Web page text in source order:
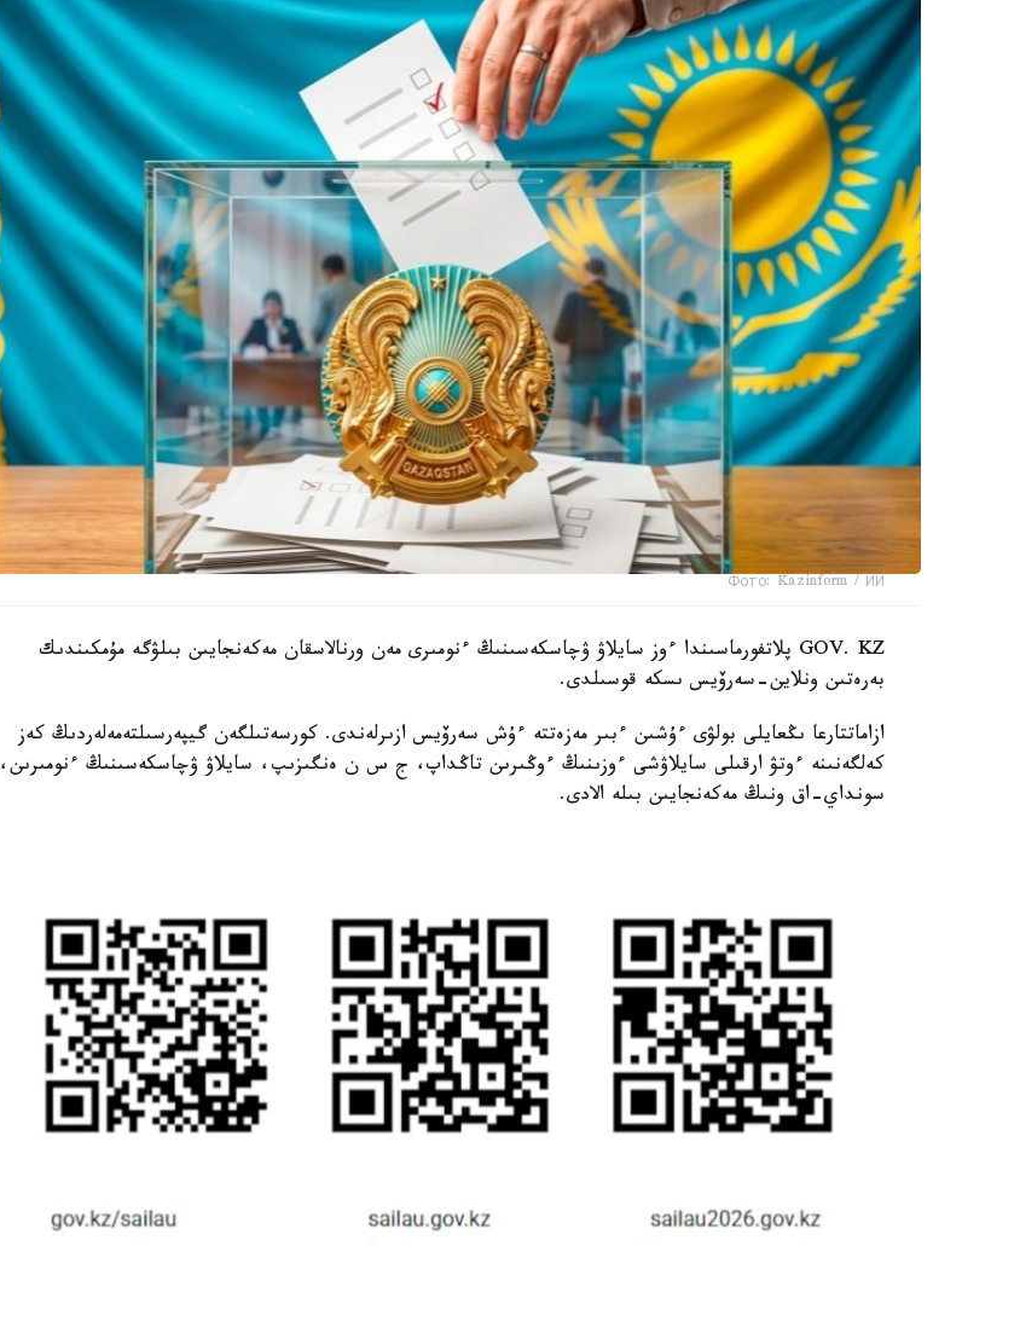
Фото: Kazinform / ИИ
GOV. KZ پلاتفورماسىندا ءوز سايلاۋ ۋچاسكەسىنىڭ ءنومىرى مەن ورنالاسقان مەكەنجايىن بىلۋگە مۇمكىندىك
بەرەتىن ونلاين-سەرۆيس ىسكە قوسىلدى.
ازاماتتارعا ىڭعايلى بولۋى ءۇشىن ءبىر مەزەتتە ءۇش سەرۆيس ازىرلەندى. كورسەتىلگەن گيپەرسىلتەمەلەردىڭ كەز
كەلگەنىنە ءوتۋ ارقىلى سايلاۋشى ءوزىنىڭ ءوڭىرىن تاڭداپ، ج س ن ەنگىزىپ، سايلاۋ ۋچاسكەسىنىڭ ءنومىرىن،
سونداي-اق ونىڭ مەكەنجايىن بىلە الادى.